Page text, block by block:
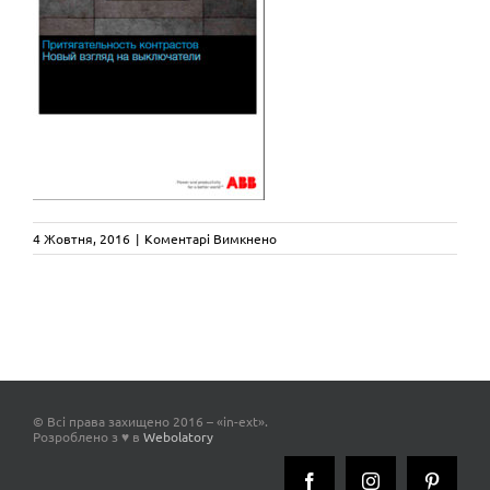
4 Жовтня, 2016 | Коментарі Вимкненодо
bje-
© Всі права захищено 2016 – «in-ext».
Розроблено з ♥ в Webolatory